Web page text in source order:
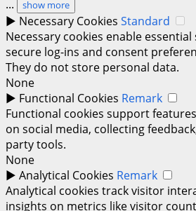
... show more
► Necessary Cookies Standard
Necessary cookies enable
secure log-ins and consent
They do not store personal data.
None
► Functional Cookies Remark
Functional cookies support
on social media, collecting
party tools.
None
► Analytical Cookies Remark
Analytical cookies track visitor
insights on metrics like visitor